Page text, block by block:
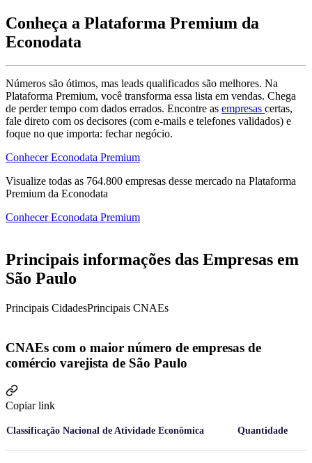
Conheça a Plataforma Premium da
Econodata
Números são ótimos, mas leads qualificados são melhores. Na
Plataforma Premium, você transforma essa lista em vendas. Chega
de perder tempo com dados errados. Encontre as empresas certas,
fale direto com os decisores (com e-mails e telefones validados) e
foque no que importa: fechar negócio.
Conhecer Econodata Premium
Visualize todas as 764.800 empresas desse mercado na Plataforma
Premium da Econodata
Conhecer Econodata Premium
Principais informações das Empresas em
São Paulo
Principais CidadesPrincipais CNAEs
CNAEs com o maior número de empresas de
comércio varejista de São Paulo
Copiar link
Classificação Nacional de Atividade Econômica Quantidade